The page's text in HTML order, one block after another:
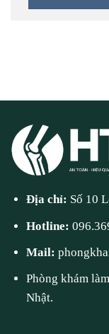
Địa chỉ: Số 10
Hotline:
Mail:
Phòng khám
Nhật.